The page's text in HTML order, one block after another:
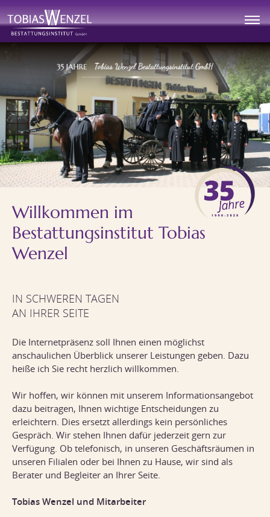
Willkommen im
Bestattungsinstitut Tobias
Wenzel
IN SCHWEREN TAGEN
AN IHRER SEITE
Die Internetpräsenz soll Ihnen einen möglichst
anschaulichen Überblick unserer Leistungen geben. Dazu
heiße ich Sie recht herzlich willkommen.
Wir hoffen, wir können mit unserem Informationsangebot
dazu beitragen, Ihnen wichtige Entscheidungen zu
erleichtern. Dies ersetzt allerdings kein persönliches
Gespräch. Wir stehen Ihnen dafür jederzeit gern zur
Verfügung. Ob telefonisch, in unseren Geschäftsräumen in
unseren Filialen oder bei Ihnen zu Hause, wir sind als
Berater und Begleiter an Ihrer Seite.
Tobias Wenzel und Mitarbeiter